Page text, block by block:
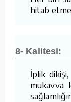
hitab
8- Kalitesi:
İplik
mukavva